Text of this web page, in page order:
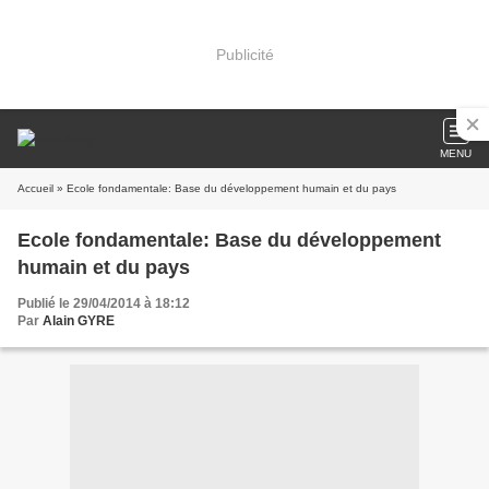
Publicité
MENU
Accueil » Ecole fondamentale: Base du développement humain et du pays
Ecole fondamentale: Base du développement
humain et du pays
Publié le 29/04/2014 à 18:12
Par Alain GYRE